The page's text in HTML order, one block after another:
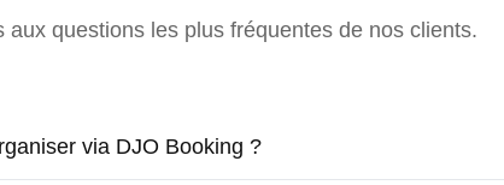
aux questions les plus fréquentes de nos clients.
via DJO Booking ?